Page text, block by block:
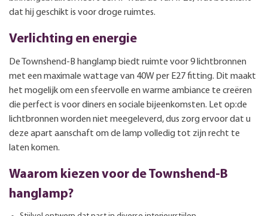
dat hij geschikt is voor droge ruimtes.
Verlichting en energie
De Townshend-B hanglamp biedt ruimte voor 9 lichtbronnen
met een maximale wattage van 40W per E27 fitting. Dit maakt
het mogelijk om een sfeervolle en warme ambiance te creëren
die perfect is voor diners en sociale bijeenkomsten. Let op:de
lichtbronnen worden niet meegeleverd, dus zorg ervoor dat u
deze apart aanschaft om de lamp volledig tot zijn recht te
laten komen.
Waarom kiezen voor de Townshend-B
hanglamp?